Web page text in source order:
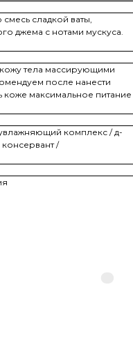
сладкой ваты,
джема с нотами мускуса.
кожу тела массирующими
после нанести
коже максимальное питание
комплекс / д-
/